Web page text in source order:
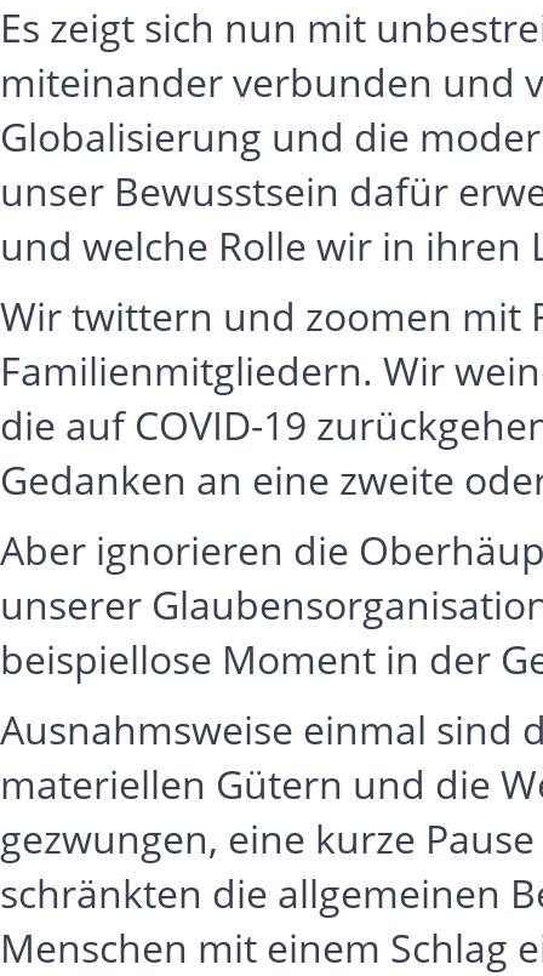
Es zeigt sich nun mit
miteinander verbunden und
Globalisierung und die
unser Bewusstsein dafür
und welche Rolle wir in
Wir twittern und zoomen mit
Familienmitgliedern. Wir
die auf COVID-19
Gedanken an eine zweite
Aber ignorieren die
unserer
beispiellose Moment in der
Ausnahmsweise einmal sind
materiellen Gütern und die
gezwungen, eine kurze
schränkten die allgemeinen
Menschen mit einem Schlag